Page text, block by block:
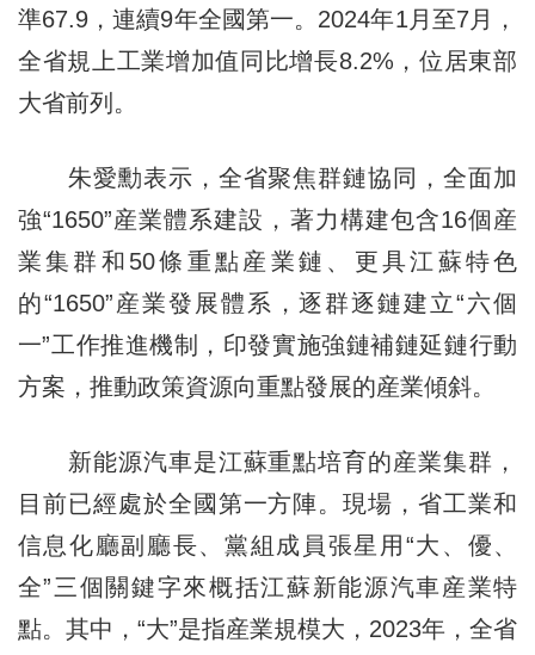
準67.9，連續9年全國第一。2024年1月至7月，
全省規上工業增加值同比增長8.2%，位居東部
大省前列。
朱愛勳表示，全省聚焦群鏈協同，全面加
強“1650”産業體系建設，著力構建包含16個産
業集群和50條重點産業鏈、更具江蘇特色
的“1650”産業發展體系，逐群逐鏈建立“六個
一”工作推進機制，印發實施強鏈補鏈延鏈行動
方案，推動政策資源向重點發展的産業傾斜。
新能源汽車是江蘇重點培育的産業集群，
目前已經處於全國第一方陣。現場，省工業和
信息化廳副廳長、黨組成員張星用“大、優、
全”三個關鍵字來概括江蘇新能源汽車産業特
點。其中，“大”是指産業規模大，2023年，全省